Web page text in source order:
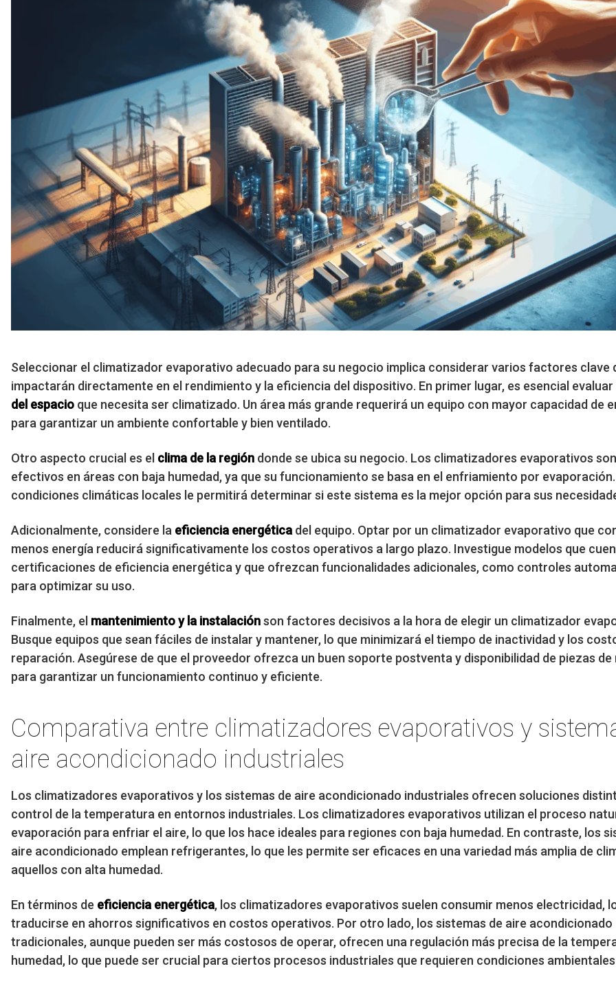
Seleccionar el climatizador evaporativo adecuado para su negocio implica considerar varios factores clave
impactarán directamente en el rendimiento y la eficiencia del dispositivo. En primer lugar, es esencial
del espacio que necesita ser climatizado. Un área más grande requerirá un equipo con mayor capacidad de
para garantizar un ambiente confortable y bien ventilado.
Otro aspecto crucial es el clima de la región donde se ubica su negocio. Los climatizadores evaporativos
efectivos en áreas con baja humedad, ya que su funcionamiento se basa en el enfriamiento por
condiciones climáticas locales le permitirá determinar si este sistema es la mejor opción para sus
Adicionalmente, considere la eficiencia energética del equipo. Optar por un climatizador evaporativo que
menos energía reducirá significativamente los costos operativos a largo plazo. Investigue modelos que
certificaciones de eficiencia energética y que ofrezcan funcionalidades adicionales, como controles
para optimizar su uso.
Finalmente, el mantenimiento y la instalaciónson factores decisivos a la hora de elegir un climatizador
Busque equipos que sean fáciles de instalar y mantener, lo que minimizará el tiempo de inactividad y los
reparación. Asegúrese de que el proveedor ofrezca un buen soporte postventa y disponibilidad de piezas
para garantizar un funcionamiento continuo y eficiente.
Comparativa entre climatizadores evaporativos y
aire acondicionado industriales
Los climatizadores evaporativos y los sistemas de aire acondicionado industriales ofrecen soluciones
control de la temperatura en entornos industriales. Los climatizadores evaporativos utilizan el proceso
evaporación para enfriar el aire, lo que los hace ideales para regiones con baja humedad. En contraste, los
aire acondicionado emplean refrigerantes, lo que les permite ser eficaces en una variedad más amplia de
aquellos con alta humedad.
En términos de eficiencia energética, los climatizadores evaporativos suelen consumir menos electricidad,
traducirse en ahorros significativos en costos operativos. Por otro lado, los sistemas de aire acondicionado
tradicionales, aunque pueden ser más costosos de operar, ofrecen una regulación más precisa de la
humedad, lo que puede ser crucial para ciertos procesos industriales que requieren condiciones